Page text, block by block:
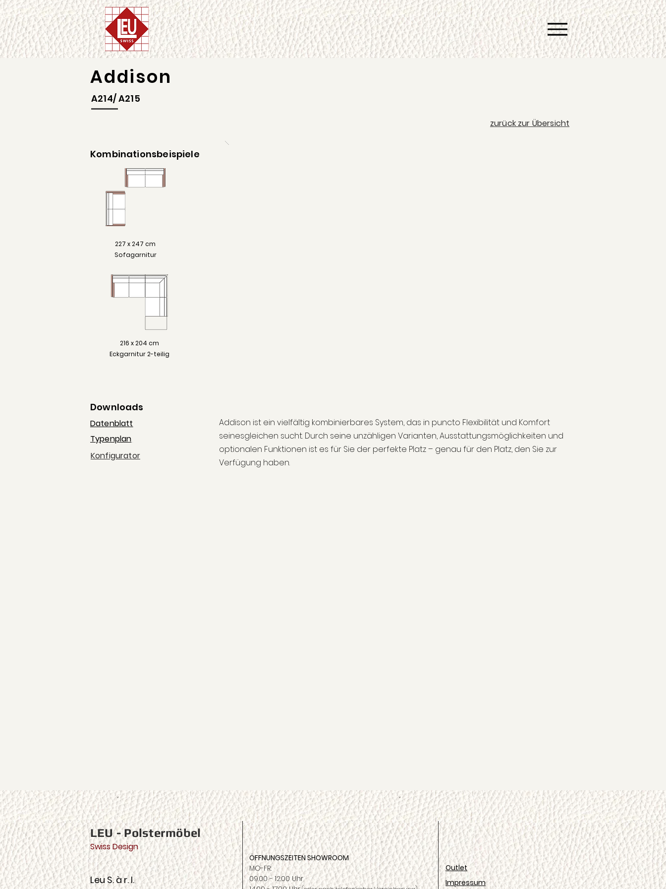
Addison
A214/ A215
zurück zur Übersicht
Kombinationsbeispiele
227 x 247 cm
Sofagarnitur
216 x 204 cm
Eckgarnitur 2-teilig
Downloads
Datenblatt
Typenplan
Konfigurator
Addison ist ein vielfältig kombinierbares System, das in puncto Flexibilität und Komfort
seinesgleichen sucht. Durch seine unzähligen Varianten, Ausstattungsmöglichkeiten und
optionalen Funktionen ist es für Sie der perfekte Platz – genau für den Platz, den Sie zur
Verfügung haben.
LEU - Polstermöbel
Swiss Design
Impressum
Leu S. à r. l.
ÖFFNUNGSZEITEN SHOWROOM
MO-FR:
09.00 - 12.00 Uhr
Outlet